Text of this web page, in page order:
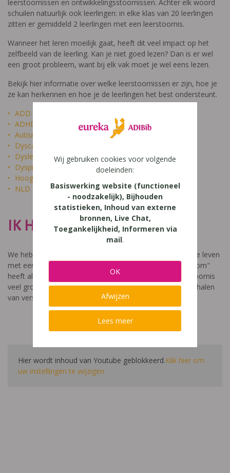
leerstoornissen en ontwikkelingsstoornissen. Achter elk woord
schuilen natuurlijk ook leerlingen: in elke klas van 20 leerlingen
zitten er gemiddeld 2 leerlingen met een leerstoornis.
Wanneer het leren moeilijk gaat, heeft dit veel impact op het
zelfbeeld van de leerling. Kan je niet goed lezen? Dan is er wel
een groot probleem, want bij elk vak moet je wel eens lezen.
Bekijk hier informatie over welke leerstoornissen er zijn, hoe je
ze kan herkennen en hoe je de leerlingen het best ondersteunt.
ADD
ADHD
Autisme
Dyscalculie
Dyslexie
Dyspraxie
Hoogbegaafdheid
NLD
IK HEET NIET DOM
We hebben een video gemaakt die toont hoe het is om te leven
met een leerstoornis. De film met als titel: "Ik heet niet dom"
heeft als doel aan te tonen dat de impact van een leerstoornis
veel groter is dan enkel wat je ziet in de klas. Je hoort verhalen
van verschillende leerlingen en ouders.
Hier wordt inhoud van Youtube geblokkeerd.Klik hier om
uw instellingen te wijzigen
Wij gebruiken cookies voor volgende
doeleinden:
Basiswerking website (functioneel
- noodzakelijk), Bijhouden
statistieken, Inhoud van externe
bronnen, Live Chat,
Toegankelijkheid, Informeren via
mail.
OK
Afwijzen
Lees meer